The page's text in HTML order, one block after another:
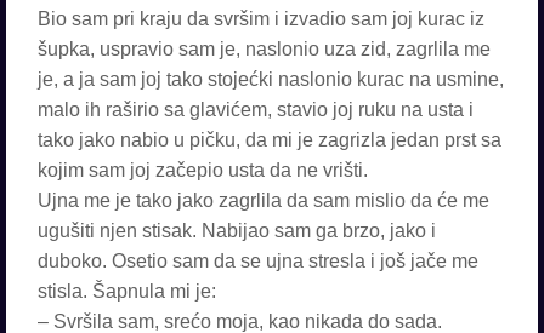
Bio sam pri kraju da svršim i izvadio sam joj kurac iz
šupka, uspravio sam je, naslonio uza zid, zagrlila me
je, a ja sam joj tako stojećki naslonio kurac na usmine,
malo ih raširio sa glavićem, stavio joj ruku na usta i
tako jako nabio u pičku, da mi je zagrizla jedan prst sa
kojim sam joj začepio usta da ne vrišti.
Ujna me je tako jako zagrlila da sam mislio da će me
ugušiti njen stisak. Nabijao sam ga brzo, jako i
duboko. Osetio sam da se ujna stresla i još jače me
stisla. Šapnula mi je:
– Svršila sam, srećo moja, kao nikada do sada.